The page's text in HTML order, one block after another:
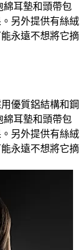
綿耳墊和頭帶包
另外提供有絲絨
永遠不想將它摘
優質鋁結構和鋼
綿耳墊和頭帶包
另外提供有絲絨
永遠不想將它摘